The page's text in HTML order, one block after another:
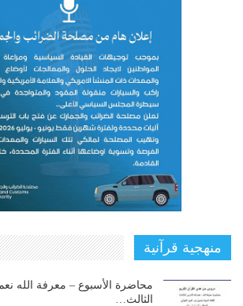
منهجية قرآنية
محاضرة الأسبوع – معرفة الله
الثالث…